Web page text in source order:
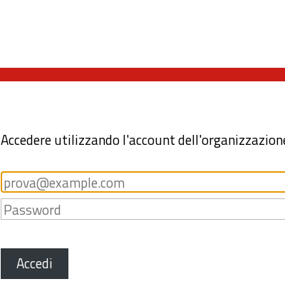
Accedere utilizzando l'account
Accedi